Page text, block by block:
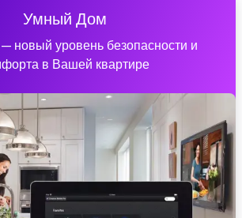
Умный Дом
новый уровень безопасности и
в Вашей квартире